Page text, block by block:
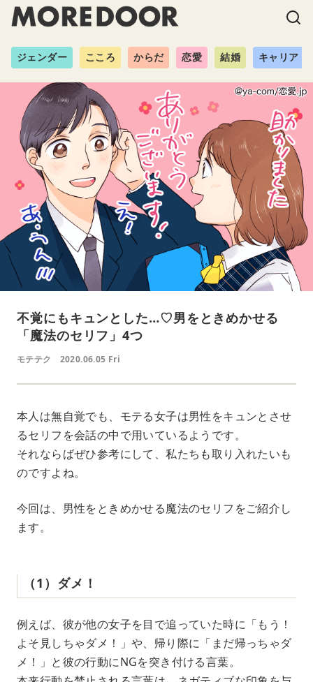
ジェンダー こころ からだ 恋愛 結婚 キャリア
不覚にもキュンとした…♡男をときめかせる
「魔法のセリフ」4つ
モテテク 2020.06.05 Fri
本人は無自覚でも、モテる女子は男性をキュンとさせ
るセリフを会話の中で用いているようです。
それならばぜひ参考にして、私たちも取り入れたいも
のですよね。
今回は、男性をときめかせる魔法のセリフをご紹介し
ます。
（1）ダメ！
例えば、彼が他の女子を目で追っていた時に「もう！
よそ見しちゃダメ！」や、帰り際に「まだ帰っちゃダ
メ！」と彼の行動にNGを突き付ける言葉。